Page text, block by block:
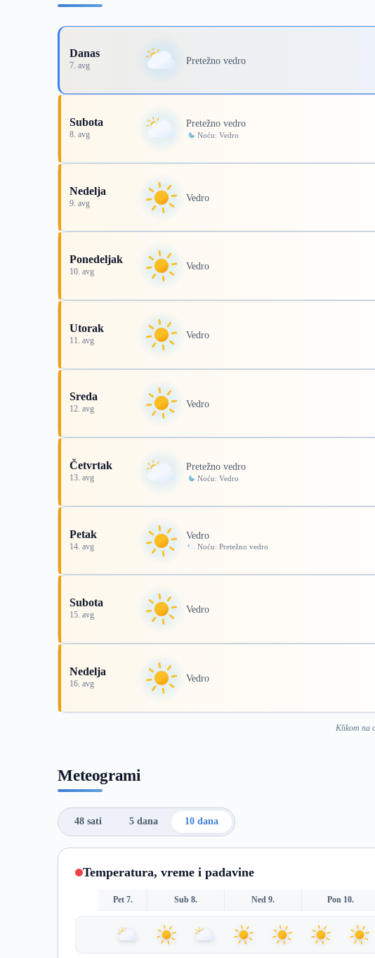
Danas
7. avg Pretežno vedro
Subota
8. avg
Pretežno vedro
Noću: Vedro
Nedelja
9. avg Vedro
Ponedeljak
10. avg Vedro
Utorak
11. avg Vedro
Sreda
12. avg Vedro
Četvrtak
13. avg
Pretežno vedro
Noću: Vedro
Petak
14. avg
Vedro
Noću: Pretežno vedro
Subota
15. avg Vedro
Nedelja
16. avg Vedro
Klikom na
Meteogrami
48 sati 5 dana 10 dana
Temperatura, vreme i padavine
Pet 7. Sub 8. Ned 9. Pon 10.